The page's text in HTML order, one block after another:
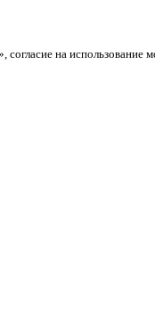
на использование